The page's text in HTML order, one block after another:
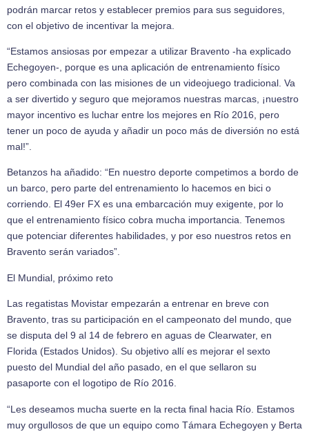
podrán marcar retos y establecer premios para sus seguidores,
con el objetivo de incentivar la mejora.
“Estamos ansiosas por empezar a utilizar Bravento -ha explicado
Echegoyen-, porque es una aplicación de entrenamiento físico
pero combinada con las misiones de un videojuego tradicional. Va
a ser divertido y seguro que mejoramos nuestras marcas, ¡nuestro
mayor incentivo es luchar entre los mejores en Río 2016, pero
tener un poco de ayuda y añadir un poco más de diversión no está
mal!”.
Betanzos ha añadido: “En nuestro deporte competimos a bordo de
un barco, pero parte del entrenamiento lo hacemos en bici o
corriendo. El 49er FX es una embarcación muy exigente, por lo
que el entrenamiento físico cobra mucha importancia. Tenemos
que potenciar diferentes habilidades, y por eso nuestros retos en
Bravento serán variados”.
El Mundial, próximo reto
Las regatistas Movistar empezarán a entrenar en breve con
Bravento, tras su participación en el campeonato del mundo, que
se disputa del 9 al 14 de febrero en aguas de Clearwater, en
Florida (Estados Unidos). Su objetivo allí es mejorar el sexto
puesto del Mundial del año pasado, en el que sellaron su
pasaporte con el logotipo de Río 2016.
“Les deseamos mucha suerte en la recta final hacia Río. Estamos
muy orgullosos de que un equipo como Támara Echegoyen y Berta